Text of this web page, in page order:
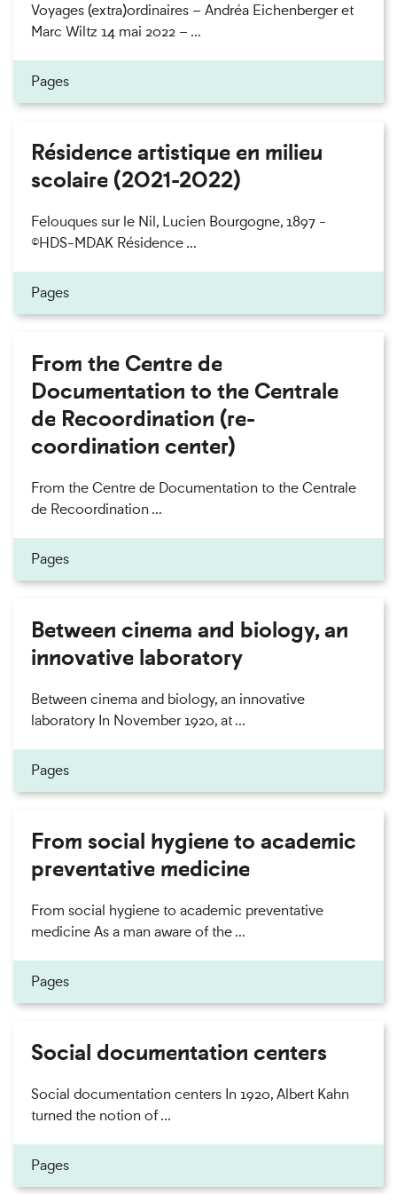
Voyages (extra)ordinaires – Andréa Eichenberger et
Marc Wiltz 14 mai 2022 – ...
Pages
Résidence artistique en milieu
scolaire (2021-2022)
Felouques sur le Nil, Lucien Bourgogne, 1897 -
©HDS-MDAK Résidence ...
Pages
From the Centre de
Documentation to the Centrale
de Recoordination (re-
coordination center)
From the Centre de Documentation to the Centrale
de Recoordination ...
Pages
Between cinema and biology, an
innovative laboratory
Between cinema and biology, an innovative
laboratory In November 1920, at ...
Pages
From social hygiene to academic
preventative medicine
From social hygiene to academic preventative
medicine As a man aware of the ...
Pages
Social documentation centers
Social documentation centers In 1920, Albert Kahn
turned the notion of ...
Pages